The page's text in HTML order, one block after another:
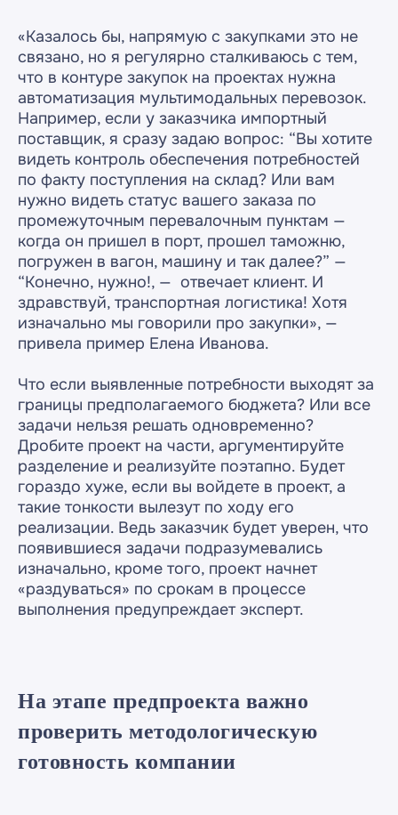
«Казалось бы, напрямую с закупками это не
связано, но я регулярно сталкиваюсь с тем,
что в контуре закупок на проектах нужна
автоматизация мультимодальных перевозок.
Например, если у заказчика импортный
поставщик, я сразу задаю вопрос: “Вы хотите
видеть контроль обеспечения потребностей
по факту поступления на склад? Или вам
нужно видеть статус вашего заказа по
промежуточным перевалочным пунктам —
когда он пришел в порт, прошел таможню,
погружен в вагон, машину и так далее?” —
“Конечно, нужно!, — отвечает клиент. И
здравствуй, транспортная логистика! Хотя
изначально мы говорили про закупки», —
привела пример Елена Иванова.
Что если выявленные потребности выходят за
границы предполагаемого бюджета? Или все
задачи нельзя решать одновременно?
Дробите проект на части, аргументируйте
разделение и реализуйте поэтапно. Будет
гораздо хуже, если вы войдете в проект, а
такие тонкости вылезут по ходу его
реализации. Ведь заказчик будет уверен, что
появившиеся задачи подразумевались
изначально, кроме того, проект начнет
«раздуваться» по срокам в процессе
выполнения предупреждает эксперт.
На этапе предпроекта важно
проверить методологическую
готовность компании